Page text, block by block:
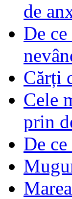
de
De
Cărți
Cele
prin
De